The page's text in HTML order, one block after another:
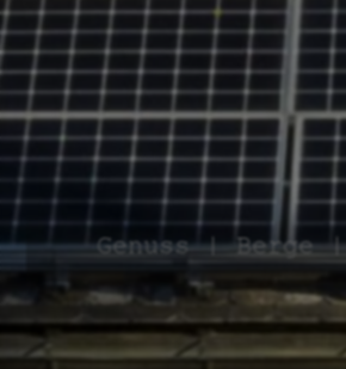
Genuss | Berge